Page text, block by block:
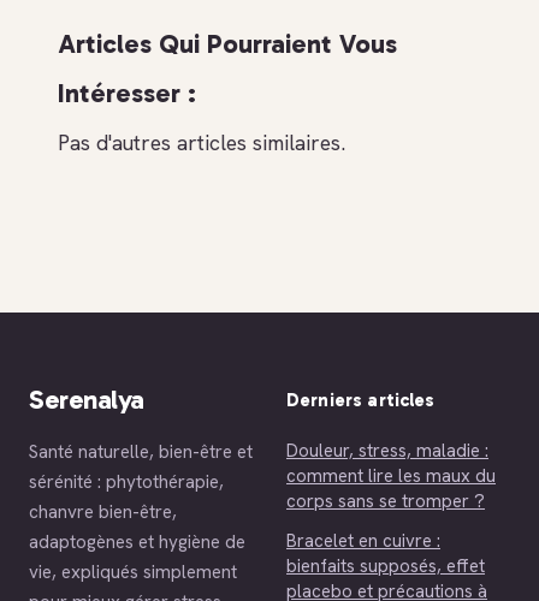
Articles Qui Pourraient Vous
Intéresser :
Pas d'autres articles similaires.
Serenalya
Santé naturelle, bien-être et
sérénité : phytothérapie,
chanvre bien-être,
adaptogènes et hygiène de
vie, expliqués simplement
Derniers articles
Douleur, stress, maladie :
comment lire les maux du
corps sans se tromper ?
Bracelet en cuivre :
bienfaits supposés, effet
placebo et précautions à